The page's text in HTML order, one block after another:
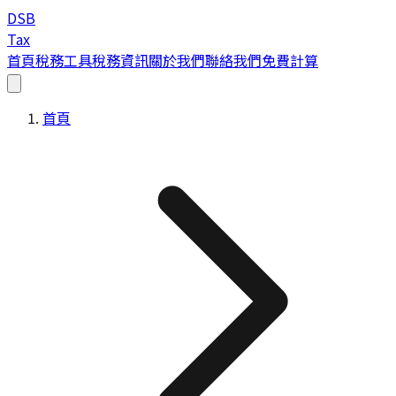
DSB
Tax
首頁稅務工具稅務資訊關於我們聯絡我們免費計算
首頁